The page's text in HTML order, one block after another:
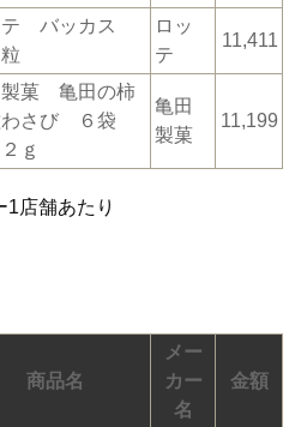
テ バッカス
ロッ
テ
11,411
製菓 亀田の柿
わさび ６袋
ｇ
亀田
製菓
11,199
店舗あたり
商品名
メー
カー
名
金額